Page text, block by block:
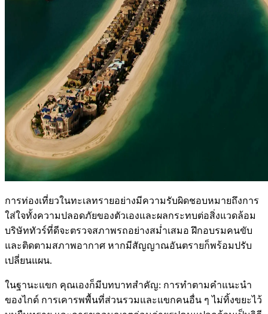
การท่องเที่ยวในทะเลทรายอย่างมีความรับผิดชอบหมายถึงการ
ใส่ใจทั้งความปลอดภัยของตัวเองและผลกระทบต่อสิ่งแวดล้อม
บริษัททัวร์ที่ดีจะตรวจสภาพรถอย่างสม่ำเสมอ ฝึกอบรมคนขับ
และติดตามสภาพอากาศ หากมีสัญญาณอันตรายก็พร้อมปรับ
เปลี่ยนแผน.
ในฐานะแขก คุณเองก็มีบทบาทสำคัญ: การทำตามคำแนะนำ
ของไกด์ การเคารพพื้นที่ส่วนรวมและแขกคนอื่น ๆ ไม่ทิ้งขยะไว้